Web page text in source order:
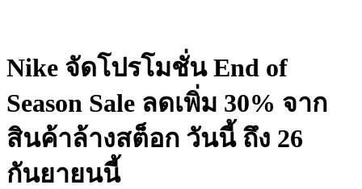
Nike จัดโปรโมชั่น End of
Season Sale ลดเพิ่ม 30% จาก
สินค้าล้างสต็อก วันนี้ ถึง 26
กันยายนนี้